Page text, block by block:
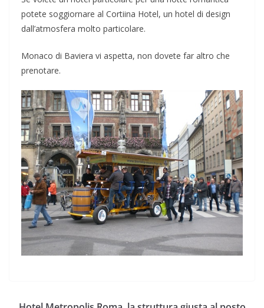
potete soggiornare al Cortiina Hotel, un hotel di design
dall’atmosfera molto particolare.
Monaco di Baviera vi aspetta, non dovete far altro che
prenotare.